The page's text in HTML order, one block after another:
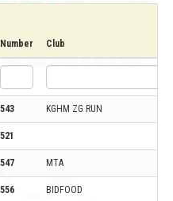
Number Club
543 KGHM ZG RUN
521
547 MTA
556 BIDFOOD